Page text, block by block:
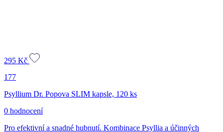
295 Kč
177
Psyllium Dr. Popova SLIM kapsle, 120 ks
0 hodnocení
Pro efektivní a snadné hubnutí. Kombinace Psyllia a účinných